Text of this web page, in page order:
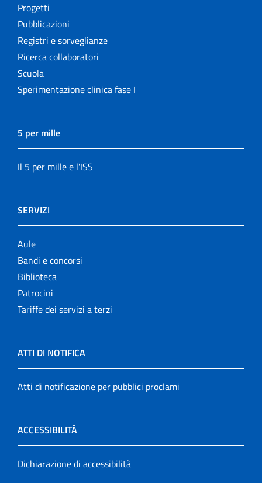
Progetti
Pubblicazioni
Registri e sorveglianze
Ricerca collaboratori
Scuola
Sperimentazione clinica fase I
5 per mille
Il 5 per mille e l'ISS
SERVIZI
Aule
Bandi e concorsi
Biblioteca
Patrocini
Tariffe dei servizi a terzi
ATTI DI NOTIFICA
Atti di notificazione per pubblici proclami
ACCESSIBILITÀ
Dichiarazione di accessibilità